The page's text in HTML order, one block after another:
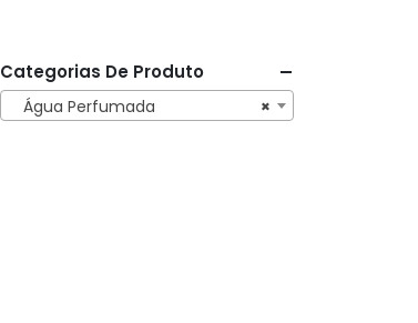
Categorias De Produto
×
Água Perfumada